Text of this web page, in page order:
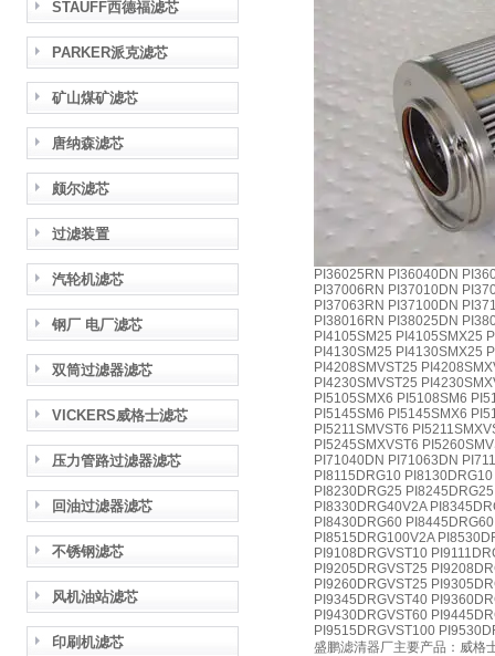
STAUFF西德福滤芯
PARKER派克滤芯
矿山煤矿滤芯
唐纳森滤芯
颇尔滤芯
过滤装置
汽轮机滤芯
钢厂 电厂滤芯
双筒过滤器滤芯
VICKERS威格士滤芯
压力管路过滤器滤芯
回油过滤器滤芯
不锈钢滤芯
风机油站滤芯
印刷机滤芯
PI36025RN PI36040DN
PI37006RN PI37010DN
PI37063RN PI37100DN
PI38016RN PI38025DN
PI4105SM25 PI4105SMX25
PI4130SM25 PI4130SMX25
PI4208SMVST25
PI4230SMVST25
PI5105SMX6 PI5108SM6
PI5145SM6 PI5145SMX6
PI5211SMVST6
PI5245SMXVST6
PI71040DN PI71063DN
PI8115DRG10
PI8230DRG25
PI8330DRG40V2A
PI8430DRG60
PI8515DRG100V2A
PI9108DRGVST10
PI9205DRGVST25
PI9260DRGVST25
PI9345DRGVST40
PI9430DRGVST60
PI9515DRGVST100
盛鹏滤清器厂主要产品：威格